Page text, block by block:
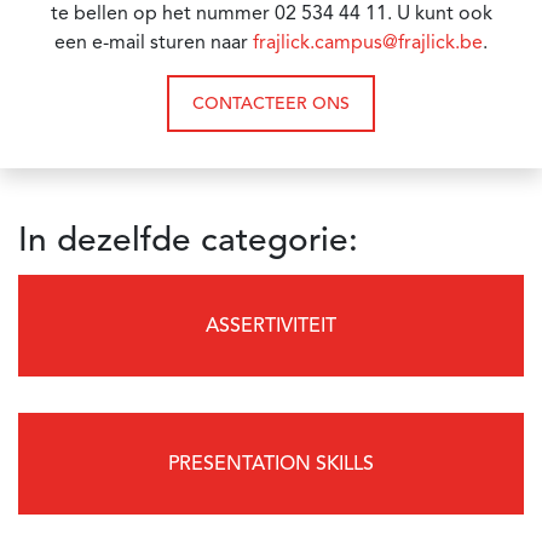
te bellen op het nummer 02 534 44 11. U kunt ook
een e-mail sturen naar frajlick.campus@frajlick.be.
CONTACTEER ONS
In dezelfde categorie:
ASSERTIVITEIT
PRESENTATION SKILLS